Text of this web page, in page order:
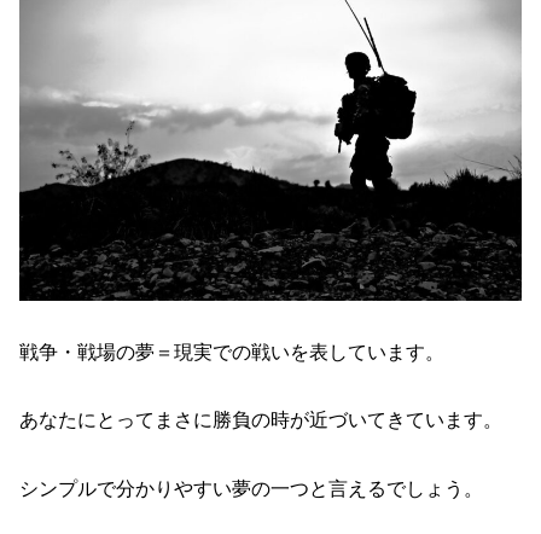
戦争・戦場の夢＝現実での戦いを表しています。
あなたにとってまさに勝負の時が近づいてきています。
シンプルで分かりやすい夢の一つと言えるでしょう。